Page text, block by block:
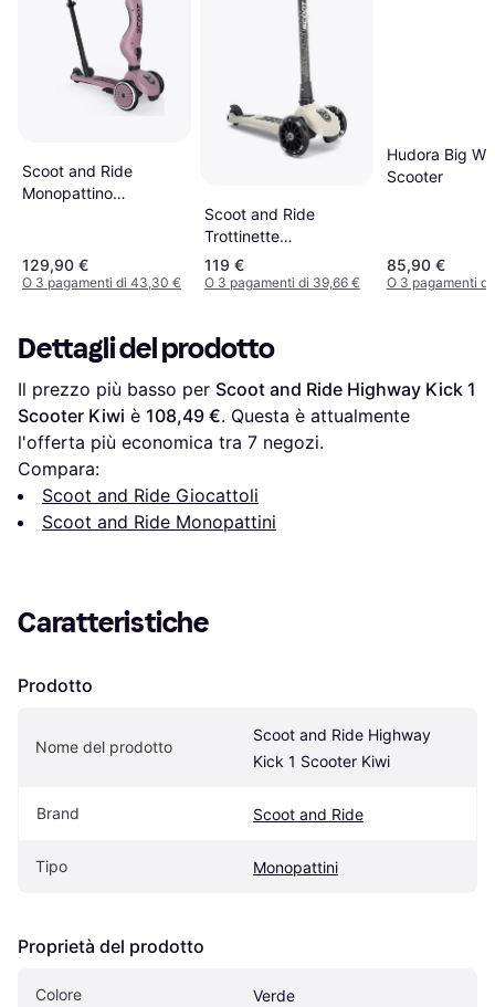
Scoot and Ride
Monopattino
129,90 €
O 3 pagamenti di 43,30 €
Scoot and Ride
Trottinette
highwaykick 3 beige
Taille Unique Beige
119 €
O 3 pagamenti di 39,66 €
Hudora Big
Scooter
85,90 €
O 3 pagamenti
Dettagli del prodotto
Il prezzo più basso per Scoot and Ride Highway Kick 1
Scooter Kiwi è 108,49 €. Questa è attualmente
l'offerta più economica tra 7 negozi.
Compara:
Scoot and Ride Giocattoli
Scoot and Ride Monopattini
Caratteristiche
Prodotto
Nome del prodotto
Scoot and Ride Highway
Kick 1 Scooter Kiwi
Brand Scoot and Ride
Tipo Monopattini
Proprietà del prodotto
Colore Verde